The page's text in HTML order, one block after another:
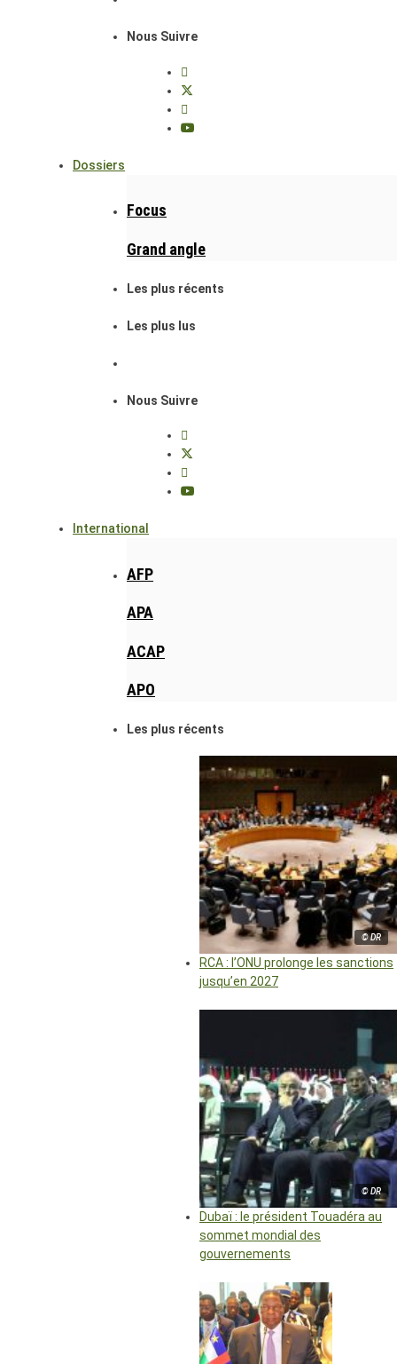
Nous Suivre
Dossiers
Focus
Grand angle
Les plus récents
Les plus lus
Nous Suivre
International
AFP
APA
ACAP
APO
Les plus récents
© DR
RCA : l’ONU prolonge les sanctions
jusqu’en 2027
© DR
Dubaï : le président Touadéra au
sommet mondial des
gouvernements